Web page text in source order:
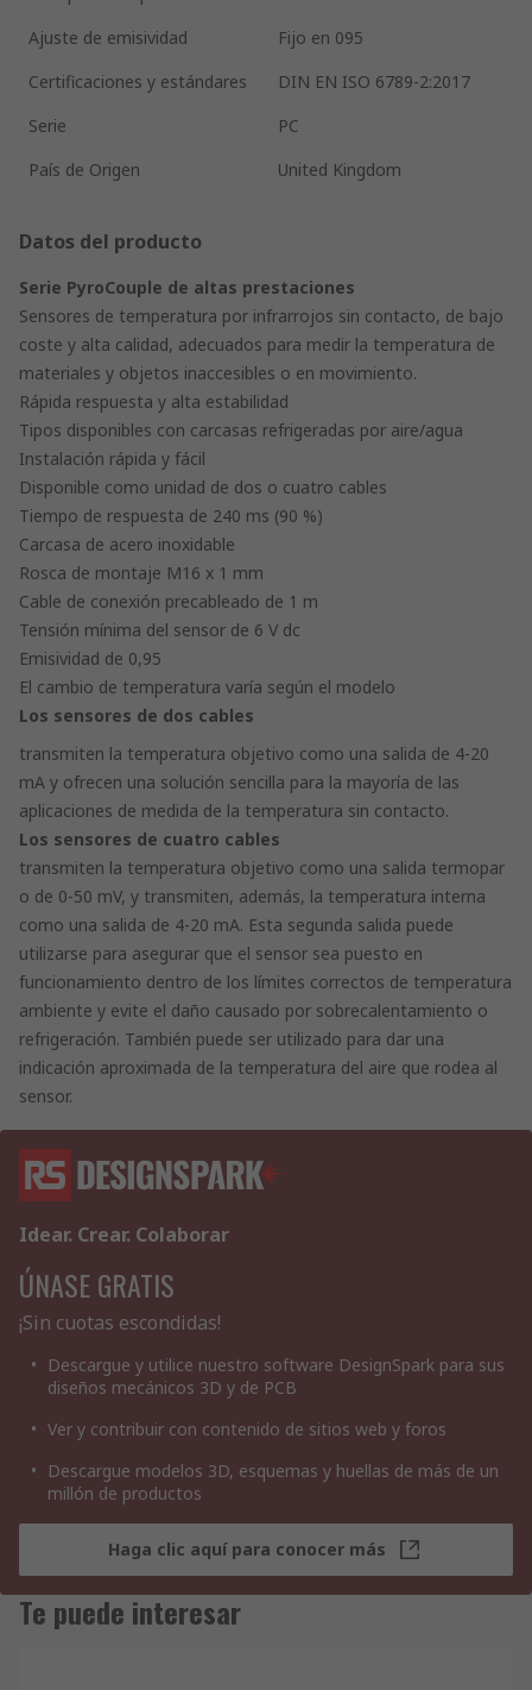
Ajuste de emisividad
Fijo en 095
Certificaciones y estándares
DIN EN ISO 6789-2:2017
Serie
PC
País de Origen
United Kingdom
Datos del producto
Serie PyroCouple de altas prestaciones
Sensores de temperatura por infrarrojos sin contacto, de bajo
coste y alta calidad, adecuados para medir la temperatura de
materiales y objetos inaccesibles o en movimiento.
Rápida respuesta y alta estabilidad
Tipos disponibles con carcasas refrigeradas por aire/agua
Instalación rápida y fácil
Disponible como unidad de dos o cuatro cables
Tiempo de respuesta de 240 ms (90 %)
Carcasa de acero inoxidable
Rosca de montaje M16 x 1 mm
Cable de conexión precableado de 1 m
Tensión mínima del sensor de 6 V dc
Emisividad de 0,95
El cambio de temperatura varía según el modelo
Los sensores de dos cables
transmiten la temperatura objetivo como una salida de 4-20
mA y ofrecen una solución sencilla para la mayoría de las
aplicaciones de medida de la temperatura sin contacto.
Los sensores de cuatro cables
transmiten la temperatura objetivo como una salida termopar
o de 0-50 mV, y transmiten, además, la temperatura interna
como una salida de 4-20 mA. Esta segunda salida puede
utilizarse para asegurar que el sensor sea puesto en
funcionamiento dentro de los límites correctos de temperatura
ambiente y evite el daño causado por sobrecalentamiento o
refrigeración. También puede ser utilizado para dar una
indicación aproximada de la temperatura del aire que rodea al
sensor.
Idear. Crear. Colaborar
ÚNASE GRATIS
¡Sin cuotas escondidas!
Descargue y utilice nuestro software DesignSpark para sus
diseños mecánicos 3D y de PCB
Ver y contribuir con contenido de sitios web y foros
Descargue modelos 3D, esquemas y huellas de más de un
millón de productos
Haga clic aquí para conocer más
Te puede interesar